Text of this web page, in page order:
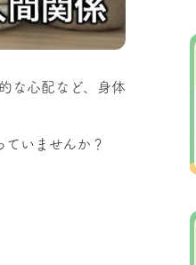
な心配など、身体
いませんか？